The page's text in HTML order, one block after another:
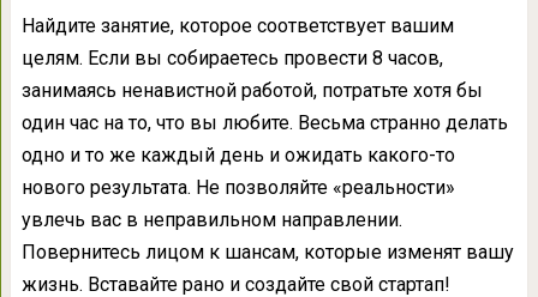
Найдите занятие, которое соответствует вашим
целям. Если вы собираетесь провести 8 часов,
занимаясь ненавистной работой, потратьте хотя бы
один час на то, что вы любите. Весьма странно делать
одно и то же каждый день и ожидать какого-то
нового результата. Не позволяйте «реальности»
увлечь вас в неправильном направлении.
Повернитесь лицом к шансам, которые изменят вашу
жизнь. Вставайте рано и создайте свой стартап!